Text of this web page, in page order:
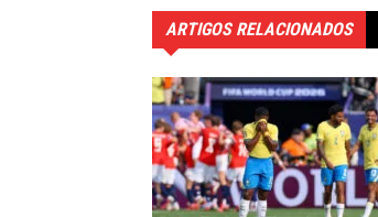
ARTIGOS RELACIONADOS